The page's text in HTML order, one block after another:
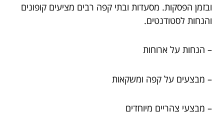
ובזמן הפסקות. מסעדות ובתי קפה רבים מציעים קופונים
והנחות לסטודנטים.
– הנחות על ארוחות
– מבצעים על קפה ומשקאות
– מבצעי צהריים מיוחדים